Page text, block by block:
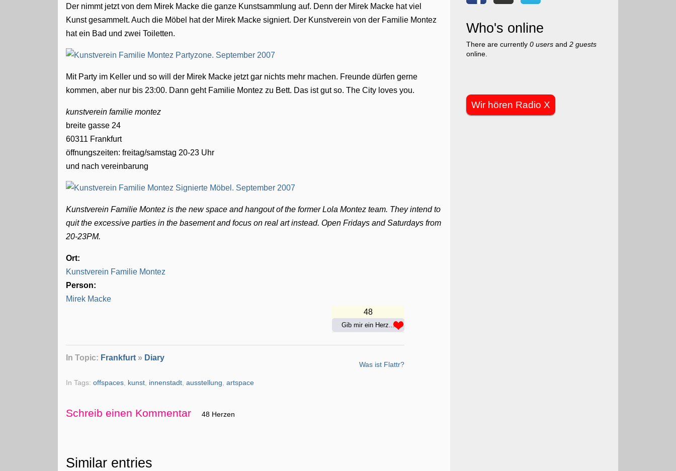
Der nimmt jetzt von dem Mirek Macke die ganze Kunstsammlung auf. Denn der Mirek Macke hat viel
Kunst gesammelt. Auch die Möbel hat der Mirek Macke signiert. Der Kunstverein von der Familie Montez
hat ein Bad und zwei Toiletten.
Mit Party im Keller und so will der Mirek Macke jetzt gar nichts mehr machen. Freunde dürfen gerne
kommen, aber nur bis 23:00. Dann geht Familie Montez zu Bett. Das ist gut so. The City loves you.
kunstverein familie montez
breite gasse 24
60311 Frankfurt
öffnungszeiten: freitag/samstag 20-23 Uhr
und nach vereinbarung
Kunstverein Familie Montez is the new space and hangout of the former Lola Montez team. They intend to
quit the excessive parties in the basement and focus on real art instead. Open Fridays and Saturdays from
20-23PM.
Ort:
Kunstverein Familie Montez
Person:
Mirek Macke
48
Gib mir ein Herz...
In Topic: Frankfurt » Diary
In Tags:offspaces kunst innenstadt ,ausstellung ,artspace
Was ist Flattr?
Schreib einen Kommentar 48 Herzen
Similar entries
Who's online
There are currently 0 usersand 2 guests
online.
Wir hören Radio X